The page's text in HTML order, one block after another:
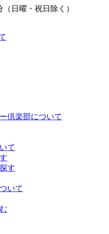
日曜・祝日除く）
倶楽部について
て
す
いて